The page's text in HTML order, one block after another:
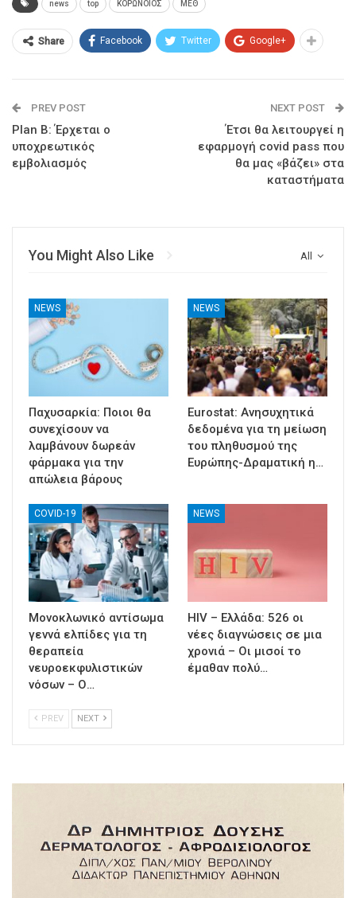
news top ΚΟΡΩΝΟΙΟΣ ΜΕΘ
Share Facebook Twitter Google+
PREV POST
Plan B: Έρχεται ο
υποχρεωτικός
εμβολιασμός
NEXT POST
Έτσι θα λειτουργεί η
εφαρμογή covid pass που
θα μας «βάζει» στα
καταστήματα
All
You Might Also Like
NEWS
Παχυσαρκία: Ποιοι θα
συνεχίσουν να
λαμβάνουν δωρεάν
φάρμακα για την
απώλεια βάρους
NEWS
Eurostat: Ανησυχητικά
δεδομένα για τη μείωση
του πληθυσμού της
Ευρώπης-Δραματική η…
COVID-19
Μονοκλωνικό αντίσωμα
γεννά ελπίδες για τη
θεραπεία
νευροεκφυλιστικών
νόσων – Ο…
NEWS
HIV – Ελλάδα: 526 οι
νέες διαγνώσεις σε μια
χρονιά – Οι μισοί το
έμαθαν πολύ…
PREV NEXT